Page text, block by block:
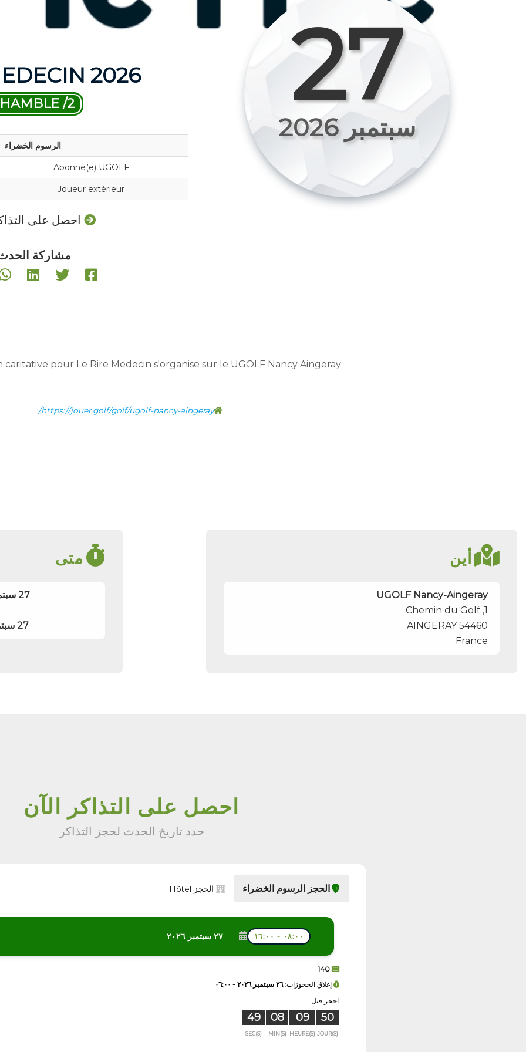
27
سبتمبر 2026
2026
/2
الرسوم الخضراء
Abonné(e) UGOLF
Joueur extérieur
احصل على
مشاركة
pour Le Rire Medecin s'organise sur le UGOLF Nancy Aingeray.
https://jouer.golf/golf/ugolf-nancy-aingeray/
أين
UGOLF Nancy-Aingeray
1, Chemin du Golf
54460
AINGERAY
France
متى
27 سبتمبر 2026 06:00 (UTC)
27 سبتمبر 2026 14:00 (UTC)
احصل على التذاكر الآن
حدد تاريخ الحدث لحجز التذاكر
الحجز الرسوم الخضراء الحجز Hôtel
٢٧ سبتمبر ٢٠٢٦ ٠٨:٠٠ - ١٦:٠٠
140
إغلاق الحجوزات:٢٦ سبتمبر ٢٠٢٦ - ٠٦:٠٠
احجز قبل:
50
09
08
48
JOUR(S)
HEURE(S)
MIN(S)
SEC(S)